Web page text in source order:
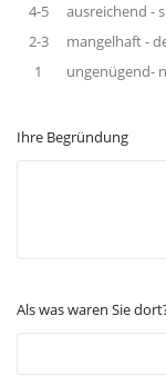
4-5
ausreichend -
2-3
mangelhaft -
1
ungenügend-
Ihre Begründung
Als was waren Sie